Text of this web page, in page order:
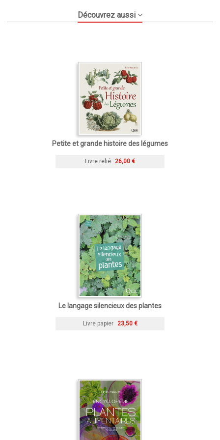
Découvrez aussi
Petite et grande histoire des légumes
Livre relié 26,00 €
Le langage silencieux des plantes
Livre papier 23,50 €